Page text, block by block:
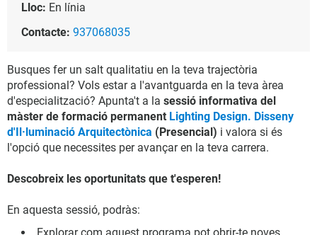
Lloc: En línia
Contacte: 937068035
Busques fer un salt qualitatiu en la teva trajectòria
professional? Vols estar a l'avantguarda en la teva àrea
d'especialització? Apunta't a la sessió informativa del
màster de formació permanent Lighting Design. Disseny
d'Il·luminació Arquitectònica (Presencial) i valora si és
l'opció que necessites per avançar en la teva carrera.
Descobreix les oportunitats que t'esperen!
En aquesta sessió, podràs: